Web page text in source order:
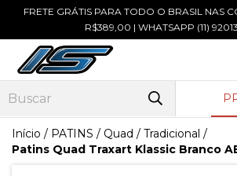
FRETE GRÁTIS PARA TODO O BRASIL NAS
R$389,00 | WHATSAPP (11)
Início / PATINS / Quad / Tradicional /
Patins Quad Traxart Klassic Branco